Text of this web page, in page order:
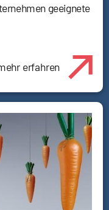
geeignete
erfahren